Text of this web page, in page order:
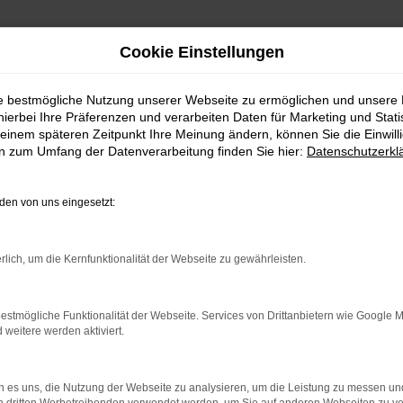
Fachlagerist
2025 einen
Option zur Verlängerung der Ausbildung zur Fachkraft für
die Betreuung der Warenannahme und des Warenausgang.
nimmst du die angelieferten Waren (KFZ-Ersatzteile) in
Cookie Einstellungen
bestmögliche Nutzung unserer Webseite zu ermöglichen und unsere
Ihre Präferenzen und verarbeiten Daten für Marketing und
späteren Zeitpunkt Ihre Meinung ändern, können Sie die
zum Umfang der Datenverarbeitung finden Sie hier:
von uns eingesetzt:
um die Kernfunktionalität der Webseite zu gewährleisten.
Funktionalität der Webseite. Services von Drittanbietern wie Google
weitere werden aktiviert.
es uns, die Nutzung der Webseite zu analysieren, um die Leistung zu messen